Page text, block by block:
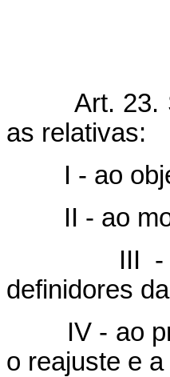
Art. 23.
as relativas:
I - ao
II - ao
III - aos
definidores
IV - ao
o reajuste e